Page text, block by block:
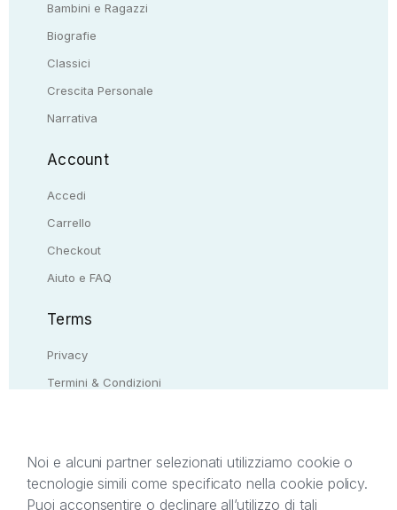
Bambini e Ragazzi
Biografie
Classici
Crescita Personale
Narrativa
Account
Accedi
Carrello
Checkout
Aiuto e FAQ
Terms
Privacy
Termini & Condizioni
Il presente sito web è di proprietà di StreetLib S.r.l.
Noi e alcuni partner selezionati utilizziamo cookie o
tecnologie simili come specificato nella cookie policy.
Puoi acconsentire o declinare all’utilizzo di tali